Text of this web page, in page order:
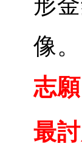
像。
志
最